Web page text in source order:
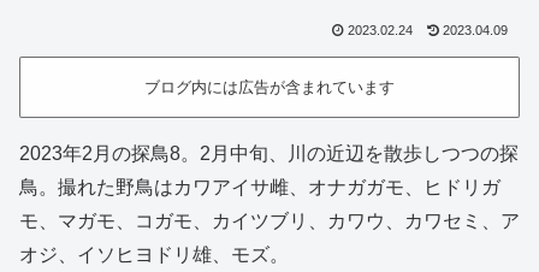
2023.02.24 2023.04.09
ブログ内には広告が含まれています
2023年2月の探鳥8。2月中旬、川の近辺を散歩しつつの探
鳥。撮れた野鳥はカワアイサ雌、オナガガモ、ヒドリガ
モ、マガモ、コガモ、カイツブリ、カワウ、カワセミ、ア
オジ、イソヒヨドリ雄、モズ。